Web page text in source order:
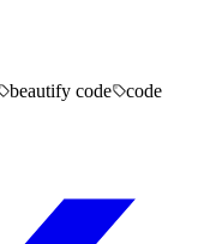
beautify code
code